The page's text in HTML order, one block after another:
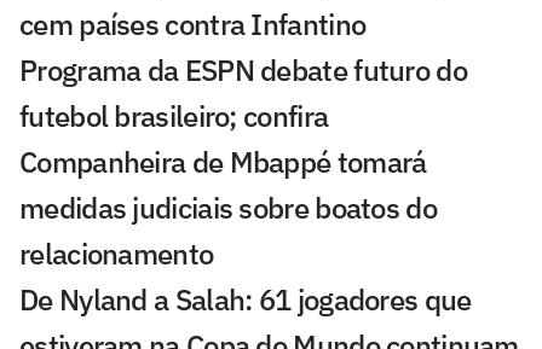
cem países contra Infantino
Programa da ESPN debate futuro do
futebol brasileiro; confira
Companheira de Mbappé tomará
medidas judiciais sobre boatos do
relacionamento
De Nyland a Salah: 61 jogadores que